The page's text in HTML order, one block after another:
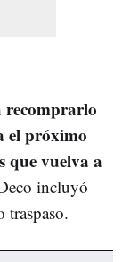
recomprarlo
el próximo
que vuelva a
incluyó
traspaso.